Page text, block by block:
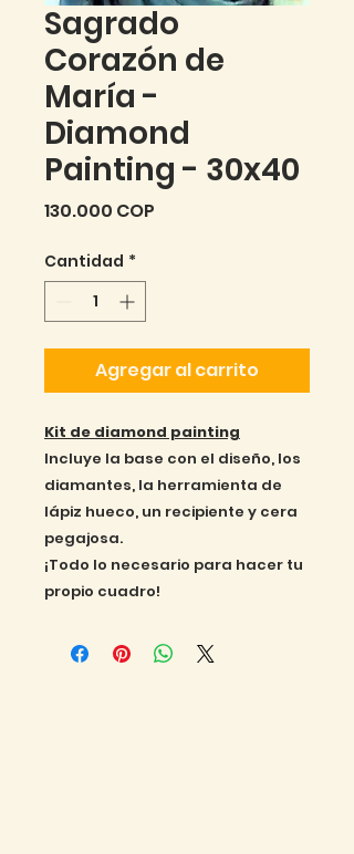
Sagrado
Corazón de
María -
Diamond
Painting - 30x40
130.000 COP
Cantidad *
Agregar al carrito
Kit de diamond painting
Incluye la base con el diseño, los
diamantes, la herramienta de
lápiz hueco, un recipiente y cera
pegajosa.
¡Todo lo necesario para hacer tu
propio cuadro!